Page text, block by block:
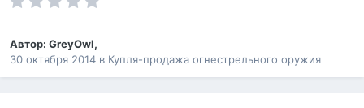
Автор: GreyOwl,
30 октября 2014 в Купля-продажа огнестрельного оружия